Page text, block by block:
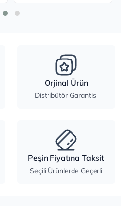
Orjinal Ürün
Distribütör Garantisi
Peşin Fiyatına Taksit
Seçili Ürünlerde Geçerli